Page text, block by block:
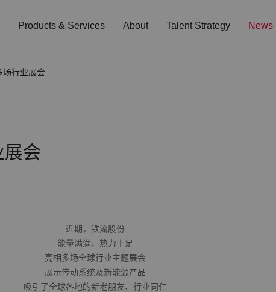
Products & Services About Talent Strategy News
场行业展会
展会
近期，铁流股份
能量满满、热力十足
亮相多场全球行业主题展会
展示传动系统及新能源产品
吸引了全球各地的新老朋友、行业同仁